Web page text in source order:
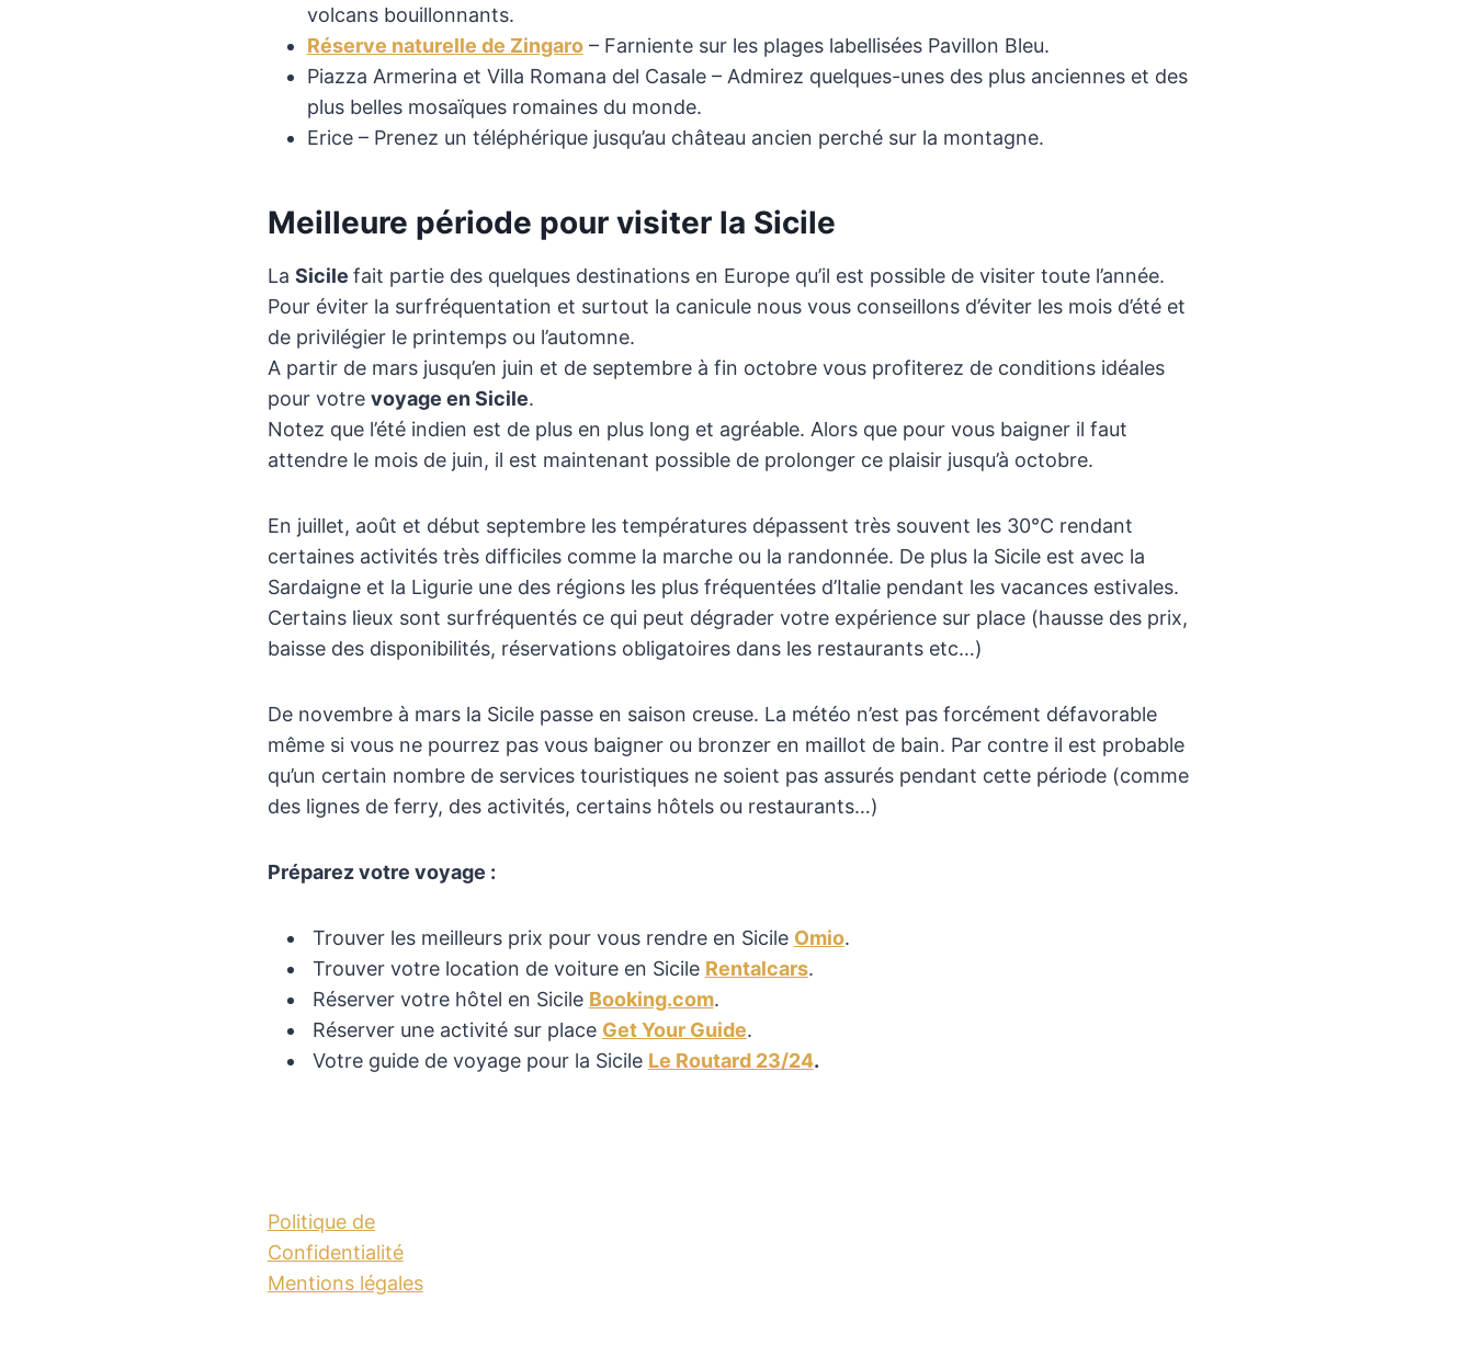
volcans bouillonnants.
Réserve naturelle de Zingaro– Farniente sur les plages labellisées Pavillon Bleu.
Piazza Armerina et Villa Romana del Casale – Admirez quelques-unes des plus anciennes et des
plus belles mosaïques romaines du monde.
Erice – Prenez un téléphérique jusqu’au château ancien perché sur la montagne.
Meilleure période pour visiter la Sicile
La Sicile fait partie des quelques destinations en Europe qu’il est possible de visiter toute l’année.
Pour éviter la surfréquentation et surtout la canicule nous vous conseillons d’éviter les mois d’été et
de privilégier le printemps ou l’automne.
A partir de mars jusqu’en juin et de septembre à fin octobre vous profiterez de conditions idéales
pour votre voyage en Sicile.
Notez que l’été indien est de plus en plus long et agréable. Alors que pour vous baigner il faut
attendre le mois de juin, il est maintenant possible de prolonger ce plaisir jusqu’à octobre.
En juillet, août et début septembre les températures dépassent très souvent les 30°C rendant
certaines activités très difficiles comme la marche ou la randonnée. De plus la Sicile est avec la
Sardaigne et la Ligurie une des régions les plus fréquentées d’Italie pendant les vacances estivales.
Certains lieux sont surfréquentés ce qui peut dégrader votre expérience sur place (hausse des prix,
baisse des disponibilités, réservations obligatoires dans les restaurants etc…)
De novembre à mars la Sicile passe en saison creuse. La météo n’est pas forcément défavorable
même si vous ne pourrez pas vous baigner ou bronzer en maillot de bain. Par contre il est probable
qu’un certain nombre de services touristiques ne soient pas assurés pendant cette période (comme
des lignes de ferry, des activités, certains hôtels ou restaurants…)
Préparez votre voyage :
Trouver les meilleurs prix pour vous rendre en Sicile Omio.
Trouver votre location de voiture en Sicile Rentalcars.
Réserver votre hôtel en Sicile Booking.com.
Réserver une activité sur place Get Your Guide.
Votre guide de voyage pour la Sicile Le Routard 23/24.
Politique de
Confidentialité
Mentions légales